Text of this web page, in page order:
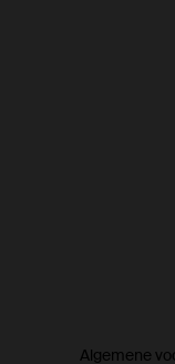
Algemene